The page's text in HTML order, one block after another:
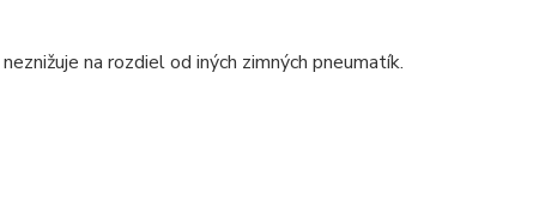
na rozdiel od iných zimných pneumatík.